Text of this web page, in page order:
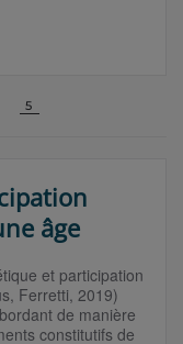
5
âge
et participation
Ferretti, 2019)
de manière
constitutifs de